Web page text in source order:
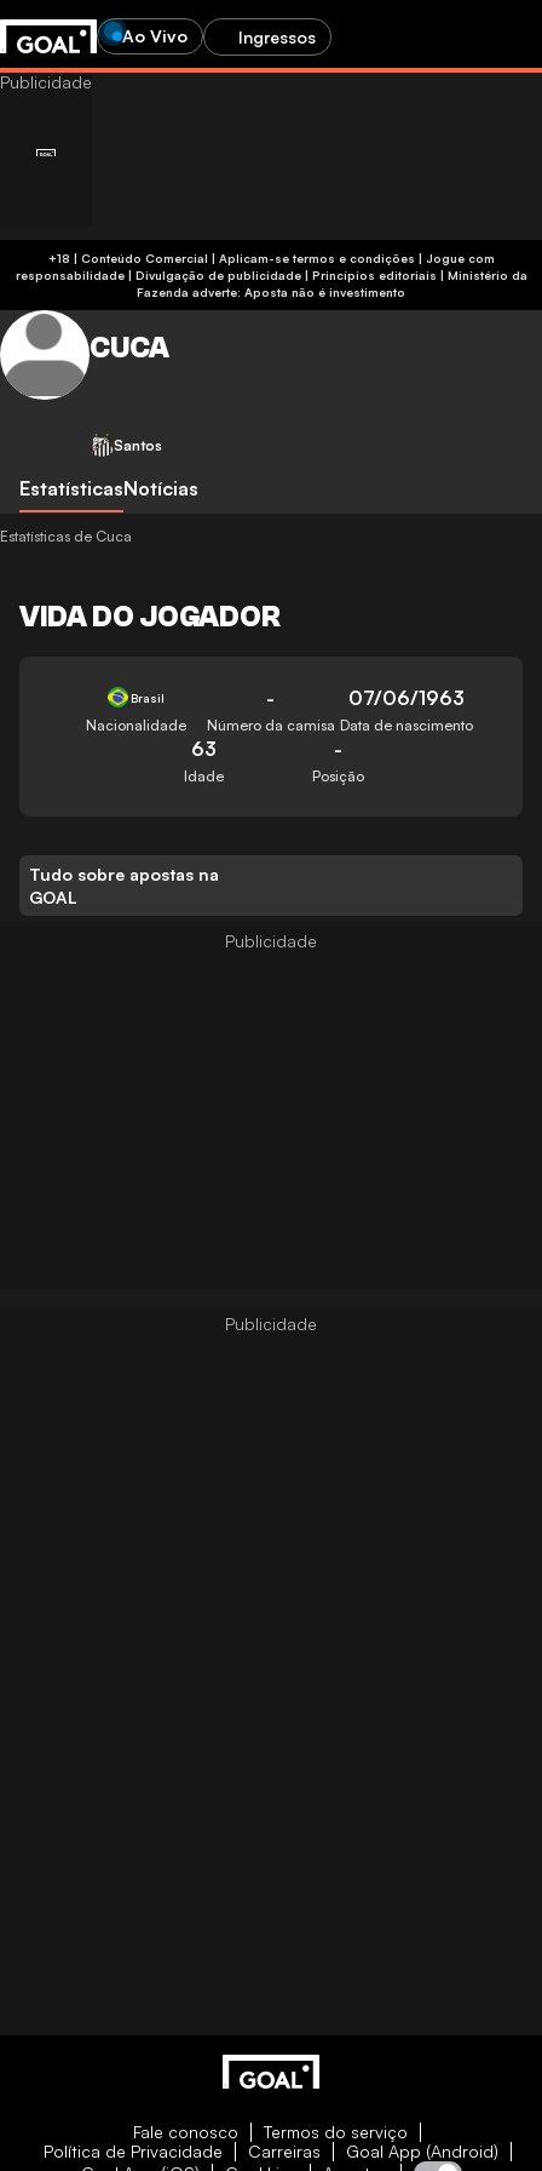
Ao Vivo Ingressos
+18 | Conteúdo Comercial | Aplicam-se termos e condições | Jogue com
responsabilidade| Divulgação de publicidade| Princípios editoriais | Ministério da
Fazenda adverte: Aposta não é investimento
CUCA
Santos
EstatísticasNotícias
Estatísticas de Cuca
VIDA DO JOGADOR
Brasil
Nacionalidade
-
Número da camisa
07/06/1963
Data de nascimento
63
Idade
-
Posição
Tudo sobre apostas na
GOAL
Fale conosco
Termos do serviço
Política de Privacidade
Carreiras
Goal App (Android)